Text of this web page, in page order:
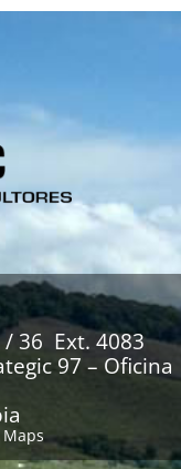
/ 36 Ext. 4083
97 – Oficina